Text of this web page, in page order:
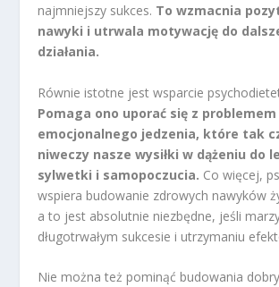
najmniejszy sukces. To wzmacnia
nawyki i utrwala motywację do
działania.
Równie istotne jest wsparcie
Pomaga ono uporać się z problemem
emocjonalnego jedzenia, które tak
niweczy nasze wysiłki w dążeniu do
sylwetki i samopoczucia. Co więcej,
wspiera budowanie zdrowych nawyków
a to jest absolutnie niezbędne, jeśli
długotrwałym sukcesie i utrzymaniu
Nie można też pominąć budowania